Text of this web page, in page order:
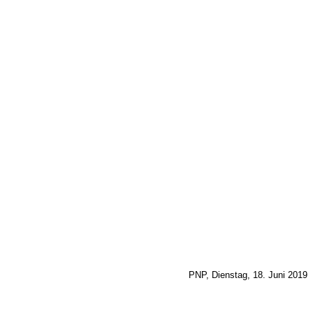
PNP, Dienstag, 18. Juni 2019